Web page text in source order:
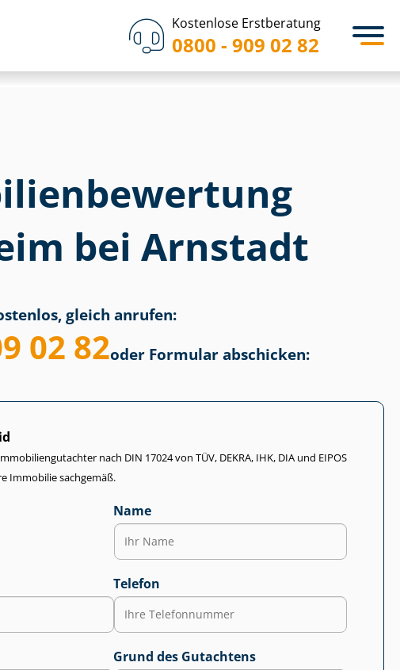
Kostenlose Erstberatung
0800 - 909 02 82
bei Arnstadt
gleich anrufen:
02 82oder Formular abschicken:
nach DIN 17024 von TÜV, DEKRA, IHK, DIA und EIPOS
Immobilie sachgemäß.
Name
Telefon
Grund des Gutachtens